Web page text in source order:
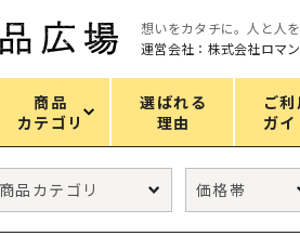
想いをカタチに。人と人
運営会社：株式会社ロマン
商品
カテゴリ
選ばれる
理由
ご利
ガイ
カテゴリ